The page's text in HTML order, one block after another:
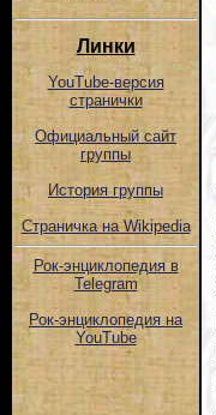
Линки
YouTube-версия
странички
Официальный сайт
группы
История группы
Страничка на Wikipedia
Рок-энциклопедия в
Telegram
Рок-энциклопедия на
YouTube